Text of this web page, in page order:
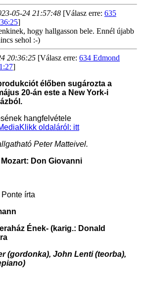
05-24 21:57:48 [Válasz erre: 635
]
hogy hallgasson bele. Ennél újabb
sehol :-)
20:36:25 [Válasz erre: 634 Edmond
]
élőben sugározta a
20-án este a New York-i
hangfelvétele
oldaláról: itt
Peter Matteivel.
Don Giovanni
írta
Ének- (karig.: Donald
(gordonka), John Lenti (teorba),